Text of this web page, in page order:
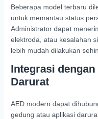
Beberapa model terbaru
untuk memantau status
Administrator dapat
elektroda, atau kesalahan
lebih mudah dilakukan
Integrasi
Darurat
AED modern dapat
gedung atau aplikasi